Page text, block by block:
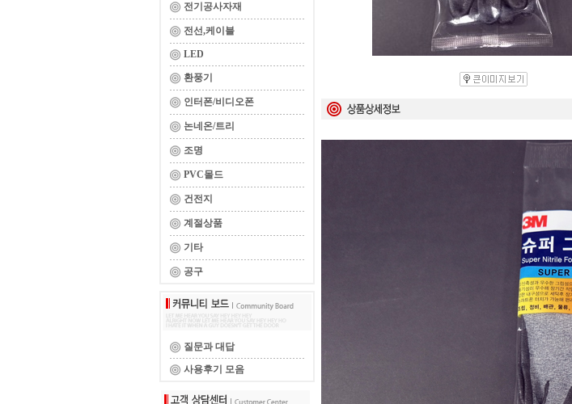
전기공사자재
전선,케이블
LED
환풍기
인터폰/비디오폰
논네온/트리
조명
PVC몰드
건전지
계절상품
기타
공구
질문과 대답
사용후기 모음